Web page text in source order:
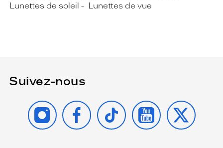
Lunettes de soleil
Lunettes de vue
Suivez-nous
INSTAGRAMFACEBOOK
TIKTOK YOUTUBE
X